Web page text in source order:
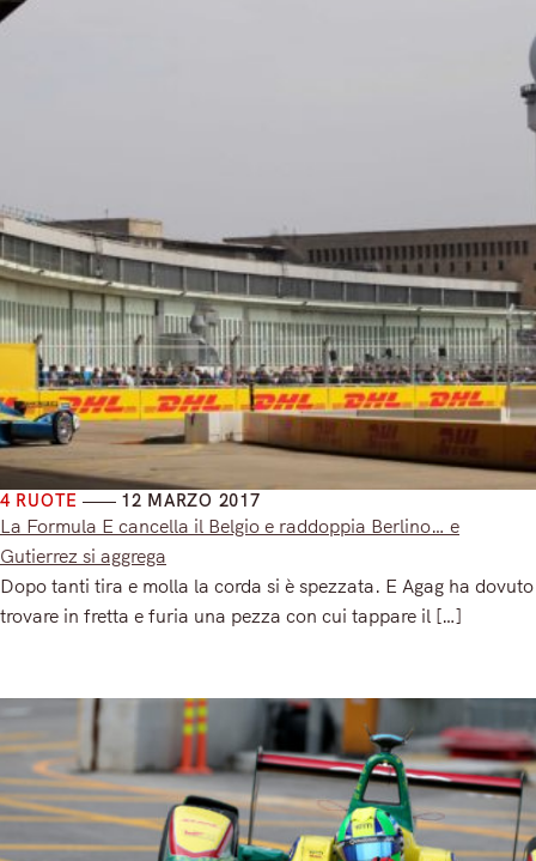
4 RUOTE 12 MARZO 2017
La Formula E cancella il Belgio e raddoppia Berlino… e
Gutierrez si aggrega
Dopo tanti tira e molla la corda si è spezzata. E Agag ha dovuto
trovare in fretta e furia una pezza con cui tappare il […]